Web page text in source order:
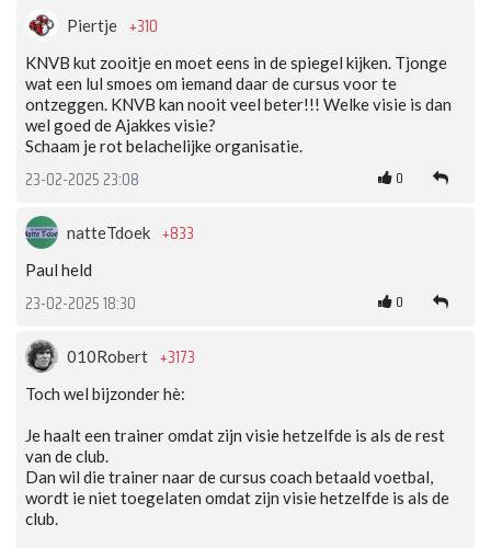
Piertje +310
KNVB kut zooitje en moet eens in de spiegel kijken. Tjonge
wat een lul smoes om iemand daar de cursus voor te
ontzeggen. KNVB kan nooit veel beter!!! Welke visie is dan
wel goed de Ajakkes visie?
Schaam je rot belachelijke organisatie.
23-02-2025 23:08 0
natteTdoek +833
Paul held
23-02-2025 18:30 0
010Robert +3173
Toch wel bijzonder hè:
Je haalt een trainer omdat zijn visie hetzelfde is als de rest
van de club.
Dan wil die trainer naar de cursus coach betaald voetbal,
wordt ie niet toegelaten omdat zijn visie hetzelfde is als de
club.